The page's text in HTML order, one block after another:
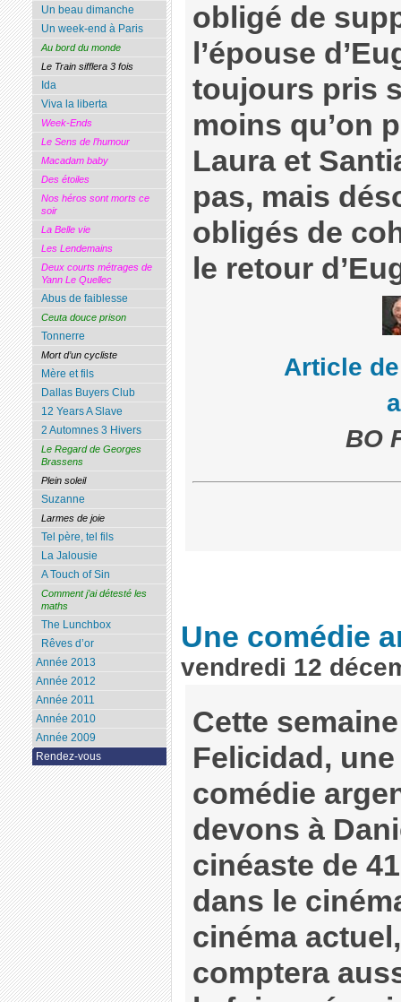
obligé de
l’épouse
toujours pris
moins qu’on
Laura et
pas, mais
obligés de
le retour
Article
BO
Une comédie
vendredi 12
Cette
Felicidad,
comédie
devons à
cinéaste de
dans le
cinéma
comptera
Un beau dimanche
Un week-end à Paris
Au bord du monde
Le Train sifflera 3 fois
Ida
Viva la liberta
Week-Ends
Le Sens de l’humour
Macadam baby
Des étoiles
Nos héros sont morts ce
soir
La Belle vie
Les Lendemains
Deux courts métrages de
Yann Le Quellec
Abus de faiblesse
Ceuta douce prison
Tonnerre
Mort d’un cycliste
Mère et fils
Dallas Buyers Club
12 Years A Slave
2 Automnes 3 Hivers
Le Regard de Georges
Brassens
Plein soleil
Suzanne
Larmes de joie
Tel père, tel fils
La Jalousie
A Touch of Sin
Comment j’ai détesté les
maths
The Lunchbox
Rêves d’or
Année 2013
Année 2012
Année 2011
Année 2010
Année 2009
Rendez-vous